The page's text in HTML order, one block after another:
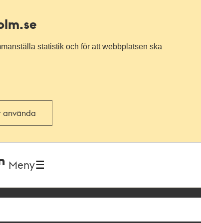
statistik och för att webbplatsen ska
använda
Meny